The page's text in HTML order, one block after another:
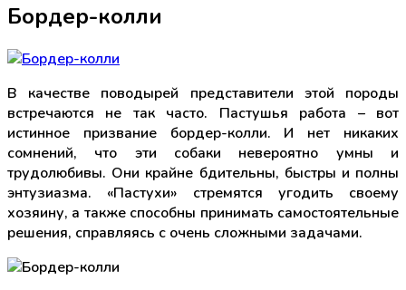
Бордер-колли
В качестве поводырей представители этой породы
встречаются не так часто. Пастушья работа – вот
истинное призвание бордер-колли. И нет никаких
сомнений, что эти собаки невероятно умны и
трудолюбивы. Они крайне бдительны, быстры и полны
энтузиазма. «Пастухи» стремятся угодить своему
хозяину, а также способны принимать самостоятельные
решения, справляясь с очень сложными задачами.